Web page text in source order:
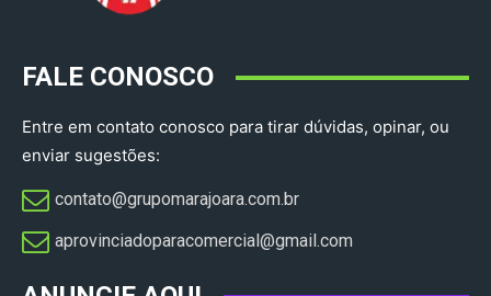
FALE CONOSCO
Entre em contato conosco para tirar dúvidas, opinar, ou
enviar sugestões:
contato@grupomarajoara.com.br
aprovinciadoparacomercial@gmail.com​